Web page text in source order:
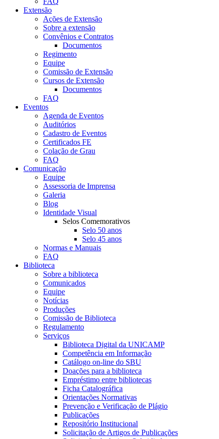
Extensão
Ações de Extensão
Sobre a extensão
Convênios e Contratos
Documentos
Regimento
Equipe
Comissão de Extensão
Cursos de Extensão
Documentos
FAQ
Eventos
Agenda de Eventos
Auditórios
Cadastro de Eventos
Certificados FE
Colação de Grau
FAQ
Comunicação
Equipe
Assessoria de Imprensa
Galeria
Blog
Identidade Visual
Selos Comemorativos
Selo 50 anos
Selo 45 anos
Normas e Manuais
FAQ
Biblioteca
Sobre a biblioteca
Comunicados
Equipe
Notícias
Produções
Comissão de Biblioteca
Regulamento
Serviços
Biblioteca Digital da UNICAMP
Competência em Informação
Catálogo on-line do SBU
Doações para a biblioteca
Empréstimo entre bibliotecas
Ficha Catalográfica
Orientações Normativas
Prevenção e Verificação de Plágio
Publicações
Repositório Institucional
Solicitação de Artigos de Publicações